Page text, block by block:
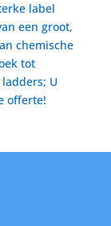
label
een groot,
chemische
tot
U
offerte!